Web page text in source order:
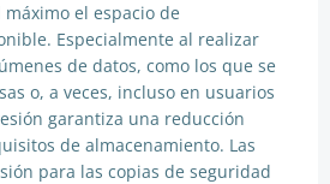
el espacio de
Especialmente al realizar
de datos, como los que se
o, a veces, incluso en usuarios
garantiza una reducción
de almacenamiento. Las
para las copias de seguridad